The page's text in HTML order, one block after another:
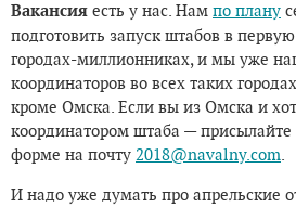
Вакансия есть у нас. Нам по плану
подготовить запуск штабов в
городах-миллионниках, и мы уже
координаторов во всех таких
кроме Омска. Если вы из Омска и
координатором штаба —
форме на почту 2018@navalny.com.
И надо уже думать про апрельские